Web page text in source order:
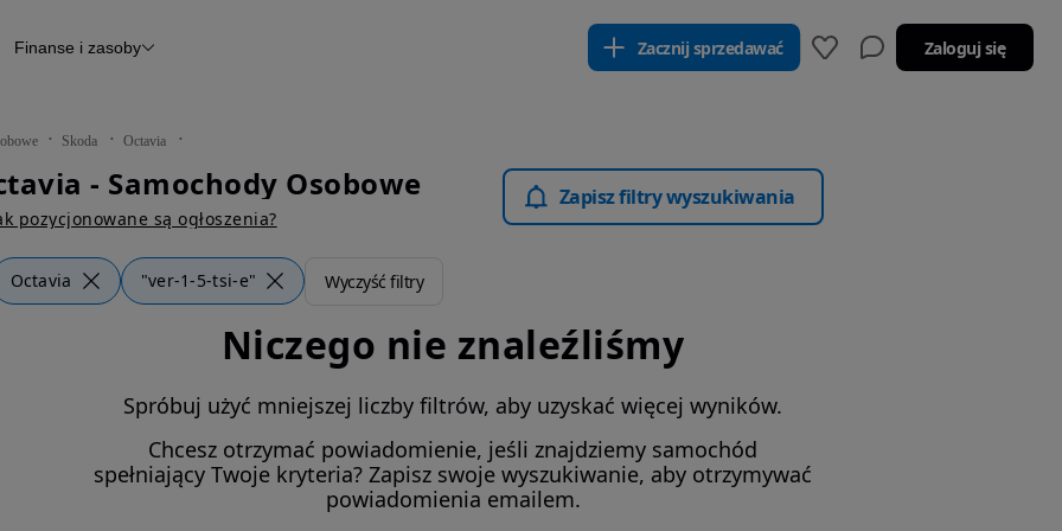
Raport z inspekcji
Otomoto News
Finanse i zasoby Zacznij sprzedawać Zaloguj się
Skoda Octavia
- Samochody Osobowe
pozycjonowane są ogłoszenia?
Zapisz filtry wyszukiwania
Octavia "ver-1-5-tsi-e" Wyczyść filtry
Niczego nie znaleźliśmy
Spróbuj użyć mniejszej liczby filtrów, aby uzyskać więcej wyników.
Chcesz otrzymać powiadomienie, jeśli znajdziemy samochód
spełniający Twoje kryteria? Zapisz swoje wyszukiwanie, aby otrzymywać
powiadomienia emailem.